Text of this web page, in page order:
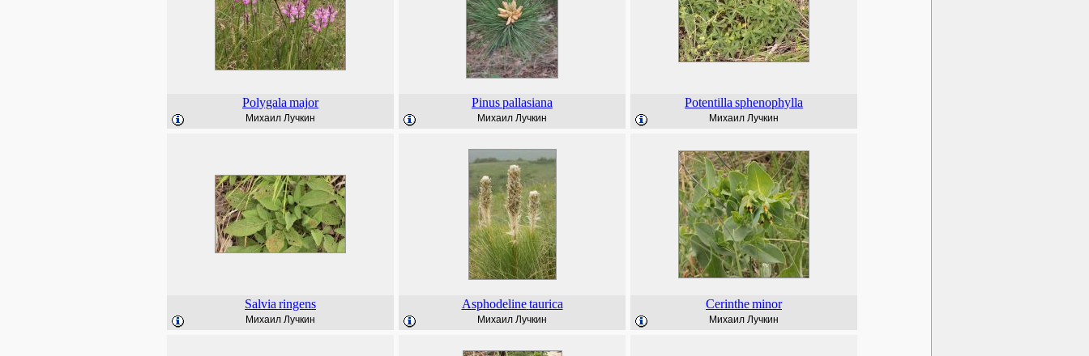
Polygala major
Михаил Лучкин
Pinuspallasiana
Михаил Лучкин
Potentilla sphenophylla
Михаил Лучкин
Salvia ringens
Михаил Лучкин
Asphodeline taurica
Михаил Лучкин
Cerintheminor
Михаил Лучкин